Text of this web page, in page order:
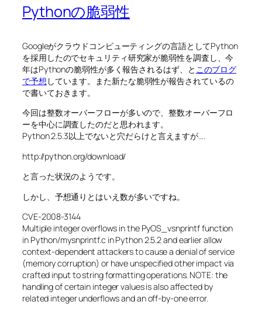
Pythonの脆弱性
Googleがクラウドコンピューティングの言語としてPython
を採用したのでセキュリティ研究家が脆弱性を調査し、今
年はPythonの脆弱性が多く報告されるはず、と このブログ
で予想 しています。また新たな脆弱性が報告されているの
で書いておきます。
今回は整数オーバーフローが多いので、整数オーバーフロ
ーを中心に調査したのだと思われます。
Python 2.5.3以上でないと穴だらけと言えますが….
http://python.org/download/
と言った状況のようです。
しかし、予想通りとはいえ数が多いですね。
CVE-2008-3144
Multiple integer overflows in the PyOS_vsnprintf function
in Python/mysnprintf.c in Python 2.5.2 and earlier allow
context-dependent attackers to cause a denial of service
(memory corruption) or have unspecified other impact via
crafted input to string formatting operations. NOTE: the
handling of certain integer values is also affected by
related integer underflows and an off-by-one error.